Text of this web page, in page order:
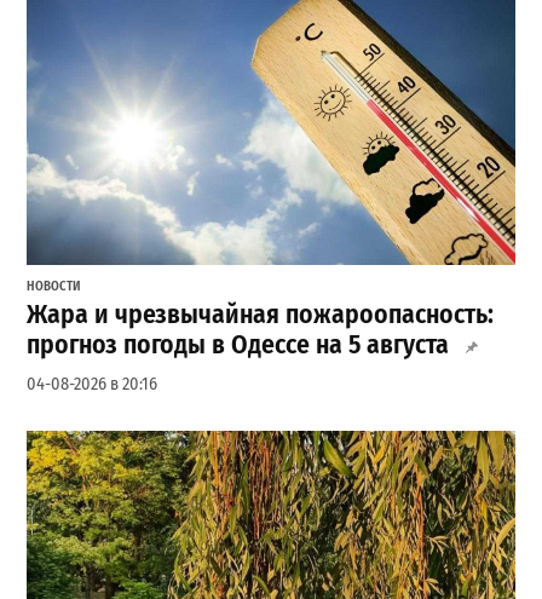
НОВОСТИ
Жара и чрезвычайная пожароопасность:
прогноз погоды в Одессе на 5 августа
04-08-2026 в 20:16